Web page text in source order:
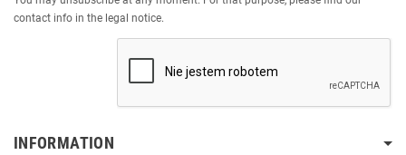
contact info in the legal notice.
INFORMATION